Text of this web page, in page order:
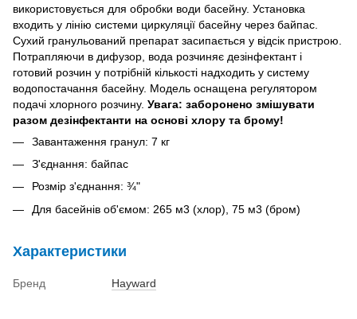
використовується для обробки води басейну. Установка
входить у лінію системи циркуляції басейну через байпас.
Сухий гранульований препарат засипається у відсік пристрою.
Потрапляючи в дифузор, вода розчиняє дезінфектант і
готовий розчин у потрібній кількості надходить у систему
водопостачання басейну. Модель оснащена регулятором
подачі хлорного розчину. Увага: заборонено змішувати
разом дезінфектанти на основі хлору та брому!
Завантаження гранул: 7 кг
З'єднання: байпас
Розмір з'єднання: ¾"
Для басейнів об'ємом: 265 м3 (хлор), 75 м3 (бром)
Характеристики
Бренд Hayward